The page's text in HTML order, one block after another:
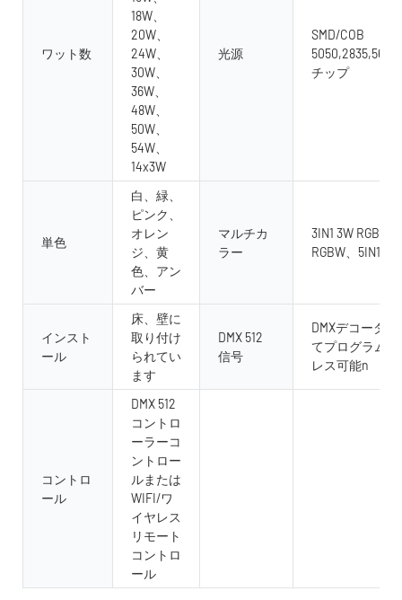
ワット数
18W、
20W、
24W、
30W、
36W、
48W、
50W、
54W、
14x3W
光源
SMD/COB
チップ
単色
白、緑、
ピンク、
オレン
ジ、黄
色、アン
バー
マルチカ
ラー
3IN1 3W RGB、4
RGBW、5IN1
インスト
ール
床、壁に
取り付け
られてい
ます
DMX 512
信号
DMXデコーダ
てプログラム
レス可能n
コントロ
ール
DMX 512
コントロ
ーラーコ
ントロー
ルまたは
WIFI/ワ
イヤレス
リモート
コントロ
ール